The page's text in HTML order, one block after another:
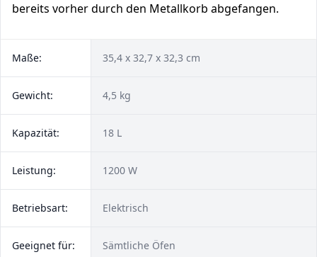
bereits vorher durch den Metallkorb abgefangen.
Maße: 35,4 x 32,7 x 32,3 cm
Gewicht: 4,5 kg
Kapazität: 18 L
Leistung: 1200 W
Betriebsart: Elektrisch
Geeignet für: Sämtliche Öfen